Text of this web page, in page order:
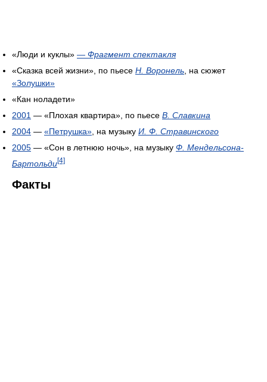
«Люди и куклы» — Фрагмент спектакля
«Сказка всей жизни», по пьесе Н. Воронель , на сюжет
«Золушки»
«Кан ноладети»
2001 — «Плохая квартира», по пьесе В. Славкина
2004 — «Петрушка» , на музыку И. Ф. Стравинского
2005 — «Сон в летнюю ночь», на музыку Ф. Мендельсона-
Бартольди[4]
Факты